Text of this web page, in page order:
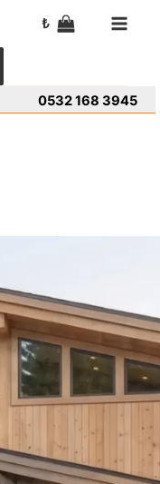
₺
0532 168 3945